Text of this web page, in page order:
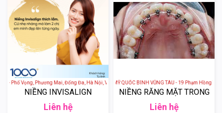
- Phố Vọng, Phương Mai, Đống Đa, Hà Nội, Việt Nam
NIỀNG INVISALIGN
Liên hệ
NHA KHOA THẨM MỸ QUỐC BÌNH VŨNG TÀU - 19 Phạm Hồng
NIỀNG RĂNG MẶT TRONG
Liên hệ